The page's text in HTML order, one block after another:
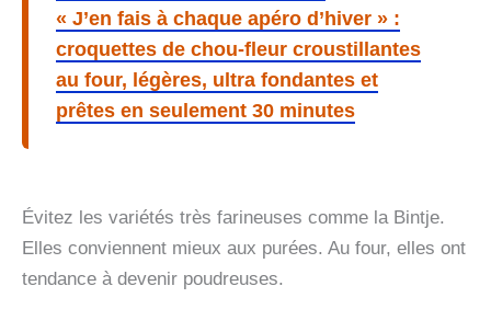
« J’en fais à chaque apéro d’hiver » :
croquettes de chou-fleur croustillantes
au four, légères, ultra fondantes et
prêtes en seulement 30 minutes
Évitez les variétés très farineuses comme la Bintje.
Elles conviennent mieux aux purées. Au four, elles ont
tendance à devenir poudreuses.